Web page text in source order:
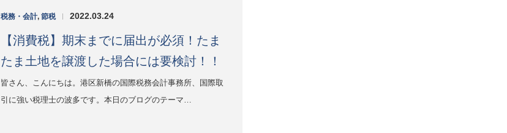
税務・会計, 節税 | 2022.03.24
【消費税】期末までに届出が必須！たま
たま土地を譲渡した場合には要検討！！
皆さん、こんにちは。港区新橋の国際税務会計事務所、国際取
引に強い税理士の波多です。本日のブログのテーマ…